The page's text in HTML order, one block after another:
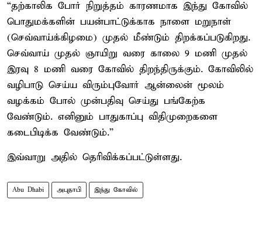
“தற்காலிக போர் நிறுத்தம் காரணமாக இந்து கோவில்
பொதுமக்களின் பயன்பாட்டுக்காக நாளை மறுநாள்
(செவ்வாய்க்கிழமை) முதல் மீண்டும் திறக்கப்படுகிறது.
செவ்வாய் முதல் ஞாயிறு வரை காலை 9 மணி முதல்
இரவு 8 மணி வரை கோவில் திறந்திருக்கும். கோவிலில்
வழிபாடு செய்ய விரும்புவோர் ஆன்லைன் மூலம்
வழக்கம் போல் முன்பதிவு செய்து பங்கேற்க
வேண்டும். எனினும் பாதுகாப்பு விதிமுறைகளை
கடைபிடிக்க வேண்டும்.”
இவ்வாறு அதில் தெரிவிக்கப்பட்டுள்ளது.
Abu Dhabi அபுதாபி இந்து கோவில்